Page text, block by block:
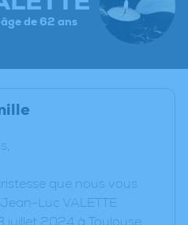
de 62 ans
que nous vous
Luc VALETTE
2024 à Toulouse.